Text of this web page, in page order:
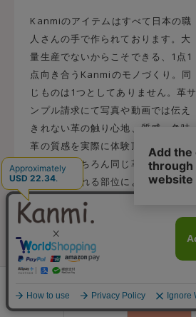
Kanmiのアイテムはすべて日本の職
人さんの手で作られております。大
量生産でないからこそできる、1点1
点向き合うKanmiのモノづくり。同
じものは1つとしてありません。革サ
ンプル請求にて写真や動画では伝え
きれない革の触り心地、質感、色味
革の質感を実際に体験頂くことが出
来ます。もちろん同じ革でも、ロッ
トや使用される部位によって差はで
ただく体験をしていただく事でより
イメージがつきやすく実際に品物が
みれないWEBでのお買い物が不安な
方にも喜ばれております。